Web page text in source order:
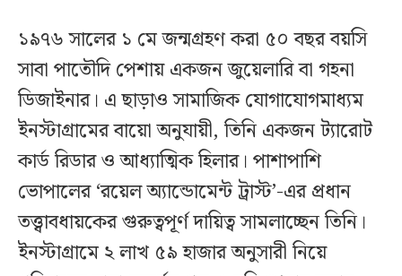
১৯৭৬ সালের ১ মে জন্মগ্রহণ করা ৫০ বছর বয়সি
সাবা পাতৌদি পেশায় একজন জুয়েলারি বা গহনা
ডিজাইনার। এ ছাড়াও সামাজিক যোগাযোগমাধ্যম
ইনস্টাগ্রামের বায়ো অনুযায়ী, তিনি একজন ট্যারোট
কার্ড রিডার ও আধ্যাত্মিক হিলার। পাশাপাশি
ভোপালের ‘রয়েল অ্যান্ডোমেন্ট ট্রাস্ট’-এর প্রধান
তত্ত্বাবধায়কের গুরুত্বপূর্ণ দায়িত্ব সামলাচ্ছেন তিনি।
ইনস্টাগ্রামে ২ লাখ ৫৯ হাজার অনুসারী নিয়ে